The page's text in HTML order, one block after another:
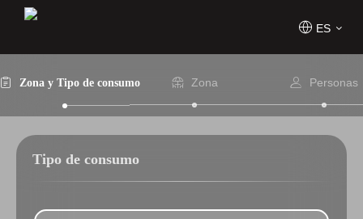
ES
Zona y Tipo de consumo Zona Personas
Tipo de consumo